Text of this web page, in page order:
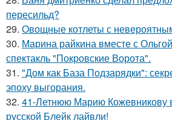
пересильд?
29. Овощные котлеты с
30. Марина райкина вместе с
спектакль "Покровские Ворота".
31. "Дом как База Подзарядки":
эпоху выгорания.
32. 41-Летнюю Марию Кожевникову
русской Блейк лайвли!